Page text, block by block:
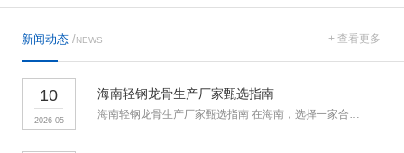
新闻动态 /NEWS + 查看更多
10
2026-05
海南轻钢龙骨生产厂家甄选指南
海南轻钢龙骨生产厂家甄选指南 在海南，选择一家合适的轻钢龙骨生